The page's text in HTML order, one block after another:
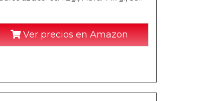
Ver precios en Amazon